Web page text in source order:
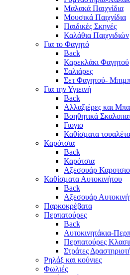
Μαλακά Παιχνίδια
Μουσικά Παιχνίδια
Παιδικές Σκηνές
Καλάθια Παιχνιδιών
Για το Φαγητό
Back
Καρεκλάκι Φαγητού
Σαλιάρες
Σετ Φαγητού-
Για την Υγιεινή
Back
Αλλαξιέρες και
Βοηθητικά
Γιογιο
Καθίσματα
Καρότσια
Back
Καρότσια
Αξεσουάρ
Καθίσματα Αυτοκινήτου
Back
Αξεσουάρ
Παρκοκρέβατα
Περπατούρες
Back
Αυτοκινητάκια-
Περπατούρες
Στράτες
Ρηλάξ και κούνιες
Φωλιές